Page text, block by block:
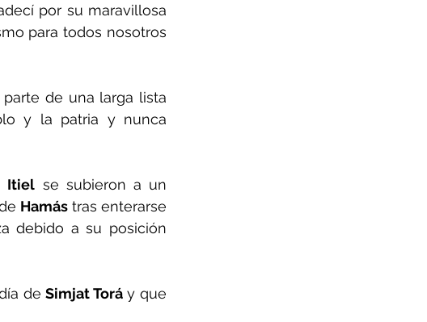
por su maravillosa
para todos nosotros
parte de una larga lista
y la patria y nunca
Itiel se subieron a un
Hamás
debido a su posición
de Simjat Torá y que